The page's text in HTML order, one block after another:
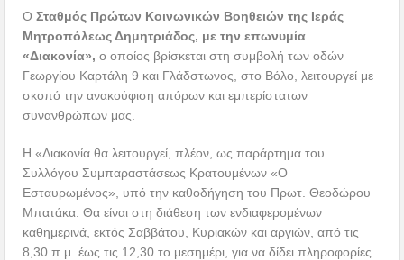
ΟΣταθμός Πρώτων Κοινωνικών Βοηθειών της Ιεράς
Μητροπόλεως Δημητριάδος, με την επωνυμία
«Διακονία», ο οποίος βρίσκεται στη συμβολή των οδών
Γεωργίου Καρτάλη 9 και Γλάδστωνος, στο Βόλο, λειτουργεί με
σκοπό την ανακούφιση απόρων και εμπερίστατων
συνανθρώπων μας.
Η «Διακονία θα λειτουργεί, πλέον, ως παράρτημα του
Συλλόγου Συμπαραστάσεως Κρατουμένων «Ο
Εσταυρωμένος», υπό την καθοδήγηση του Πρωτ. Θεοδώρου
Μπατάκα. Θα είναι στη διάθεση των ενδιαφερομένων
καθημερινά, εκτός Σαββάτου, Κυριακών και αργιών, από τις
8,30 π.μ. έως τις 12,30 το μεσημέρι, για να δίδει πληροφορίες